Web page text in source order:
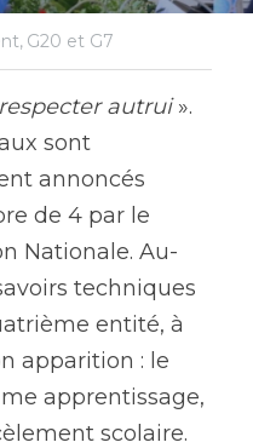
G20 et G7
autrui ».
sont
annoncés
de 4 par le
Nationale. Au-
techniques
entité, à
apparition : le
apprentissage,
scolaire.